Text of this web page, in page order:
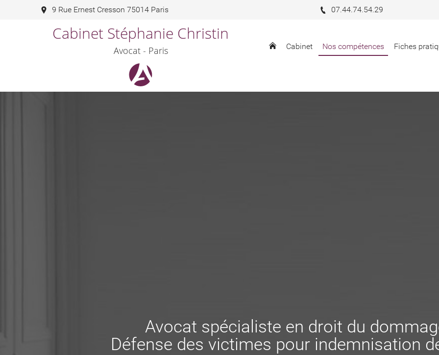
Cabinet Stéphanie Christin
Avocat - Paris Cabinet Nos compétences Fiches
9 Rue Ernest Cresson 75014 Paris 07.44.74.54.29
Avocat spécialiste en droit du
Défense des victimes pour indemnisation